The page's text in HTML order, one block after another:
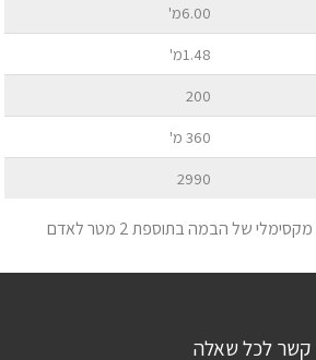
6.00מ'
1.48מ'
200
360 מ'
2990
של הבמה בתוספת 2 מטר לאדם
קשר לכל שאלה